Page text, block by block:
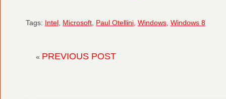
Tags: Intel Microsoft Paul Otellini Windows Windows 8
« PREVIOUS POST